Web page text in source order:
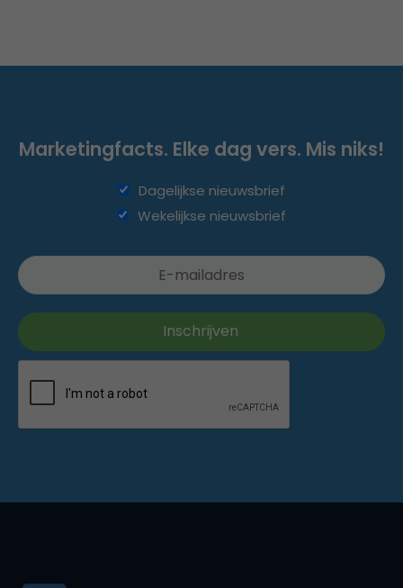
Marketingfacts. Elke dag vers. Mis niks!
Dagelijkse nieuwsbrief
Wekelijkse nieuwsbrief